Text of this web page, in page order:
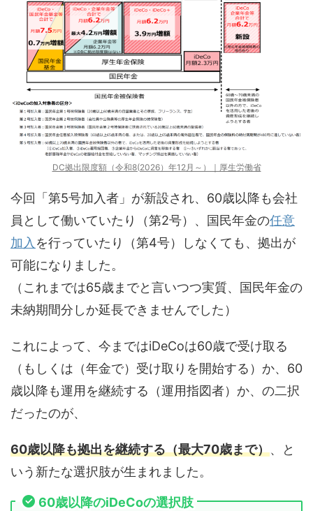
DC拠出限度額（令和8(2026）年12月～）｜厚生労働省
今回「第5号加入者」が新設され、60歳以降も会社
員として働いていたり（第2号）、国民年金の任意
加入 を行っていたり（第4号）しなくても、拠出が
可能になりました。
（これまでは65歳までと言いつつ実質、国民年金の
未納期間分しか延長できませんでした）
これによって、今まではiDeCoは60歳で受け取る
（もしくは（年金で）受け取りを開始する）か、60
歳以降も運用を継続する（運用指図者）か、の二択
だったのが、
60歳以降も拠出を継続する（最大70歳まで）、と
いう新たな選択肢が生まれました。
60歳以降のiDeCoの選択肢